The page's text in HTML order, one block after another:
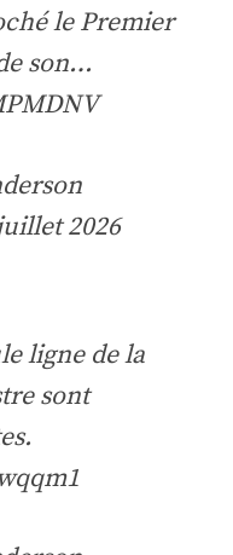
le Premier
son…
2026
ligne de la
sont